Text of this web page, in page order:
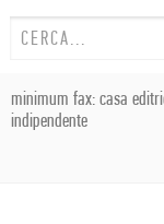
minimum fax: casa
indipendente